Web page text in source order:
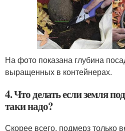
На фото показана глубина
выращенных в контейнерах.
4. Что делать если земля
таки надо?
Скорее всего, подмерз только